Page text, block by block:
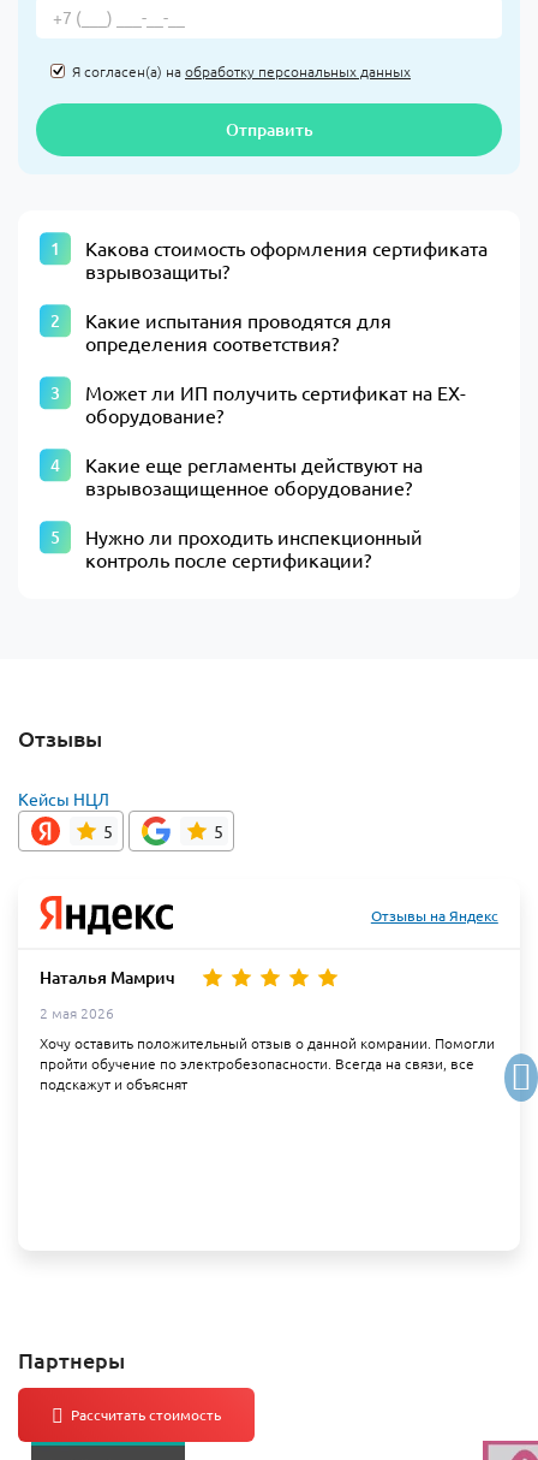
Я согласен(а) наобработку персональных данных
Отправить
Какова стоимость оформления сертификата
взрывозащиты?
Какие испытания проводятся для
определения соответствия?
Может ли ИП получить сертификат на EX-
оборудование?
Какие еще регламенты действуют на
взрывозащищенное оборудование?
Нужно ли проходить инспекционный
контроль после сертификации?
Отзывы
Кейсы НЦЛ
5
5
Отзывы на Яндекс
Наталья Мамрич
2 мая 2026
Хочу оставить положительный отзыв о данной комрании. Помогли
пройти обучение по электробезопасности. Всегда на связи, все
подскажут и объяснят
Партнеры
Все партнеры